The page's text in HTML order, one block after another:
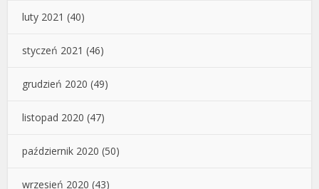
luty 2021 (40)
styczeń 2021 (46)
grudzień 2020 (49)
listopad 2020 (47)
październik 2020 (50)
wrzesień 2020 (43)